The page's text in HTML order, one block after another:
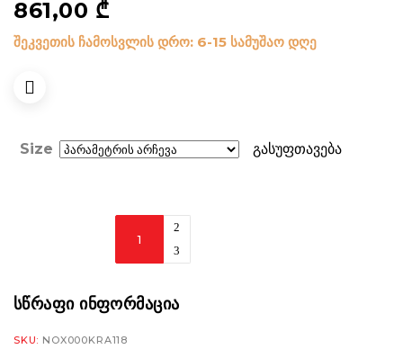
861,00 ₾
შეკვეთის ჩამოსვლის დრო: 6-15 სამუშაო დღე
Size გასუფთავება
Revenge
white/blue/red
ᲡᲬᲠᲐᲤᲘ ᲘᲜᲤᲝᲠᲛᲐᲪᲘᲐ
SKU: NOX000KRA118